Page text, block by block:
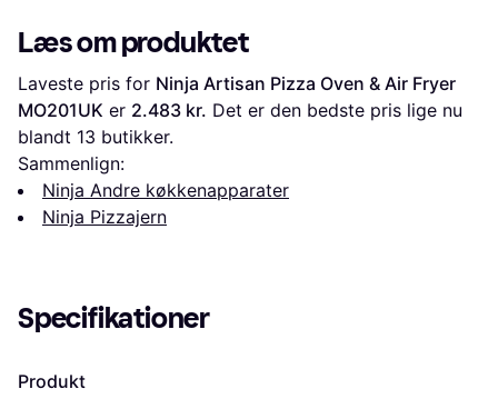
Læs om produktet
Laveste pris for Ninja Artisan Pizza Oven & Air Fryer
MO201UK er 2.483 kr. Det er den bedste pris lige nu
blandt 13 butikker.
Sammenlign:
Ninja Andre køkkenapparater
Ninja Pizzajern
Specifikationer
Produkt